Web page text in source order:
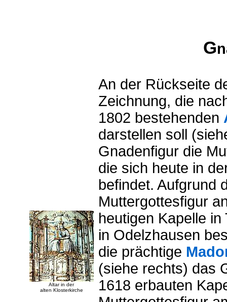
G
Altar in der
alten Klosterkirche
An der Rückseite
Zeichnung, die
1802 bestehenden
darstellen soll
Gnadenfigur die
die sich heute in
befindet. Aufgrund
Muttergottesfigur
heutigen Kapelle
in Odelzhausen
die prächtige
(siehe rechts) das
1618 erbauten